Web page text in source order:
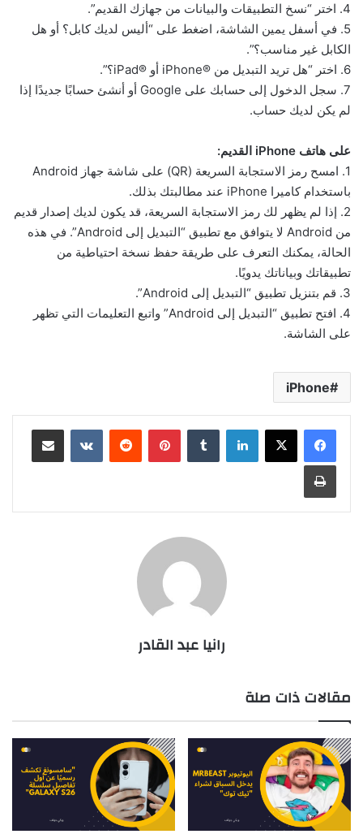
4. اختر “نسخ التطبيقات والبيانات من جهازك القديم”.
5. في أسفل يمين الشاشة، اضغط على “أليس لديك كابل؟ أو هل
الكابل غير مناسب؟”.
6. اختر “هل تريد التبديل من iPhone®‎ أو iPad®‎؟”.
7. سجل الدخول إلى حسابك على Google أو أنشئ حسابًا جديدًا إذا
لم يكن لديك حساب.
على هاتف iPhone القديم:
1. امسح رمز الاستجابة السريعة (QR) على شاشة جهاز Android
باستخدام كاميرا iPhone عند مطالبتك بذلك.
2. إذا لم يظهر لك رمز الاستجابة السريعة، قد يكون لديك إصدار قديم
من Android لا يتوافق مع تطبيق “التبديل إلى Android”. في هذه
الحالة، يمكنك التعرف على طريقة حفظ نسخة احتياطية من
تطبيقاتك وبياناتك يدويًا.
3. قم بتنزيل تطبيق “التبديل إلى Android”.
4. افتح تطبيق “التبديل إلى Android” واتبع التعليمات التي تظهر
على الشاشة.
iPhone
لينكدإن بينتيريست مشاركة عبر البريد
طباعة
رانيا عبد القادر
مقالات ذات صلة